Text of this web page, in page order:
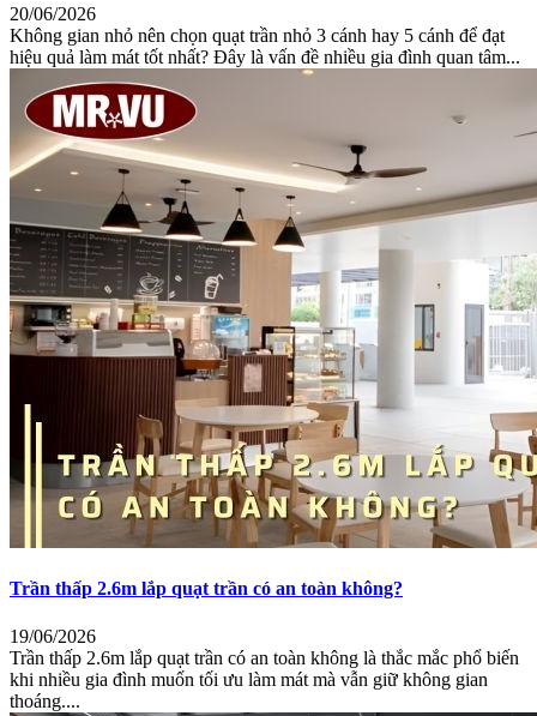
20/06/2026
Không gian nhỏ nên chọn quạt trần nhỏ 3 cánh hay 5 cánh để đạt
hiệu quả làm mát tốt nhất? Đây là vấn đề nhiều gia đình quan tâm...
Trần thấp 2.6m lắp quạt trần có an toàn không?
19/06/2026
Trần thấp 2.6m lắp quạt trần có an toàn không là thắc mắc phổ biến
khi nhiều gia đình muốn tối ưu làm mát mà vẫn giữ không gian
thoáng....